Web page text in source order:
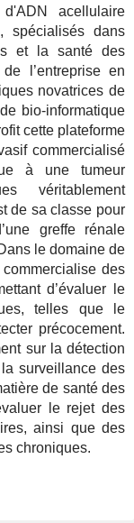
acellulaire
spécialisés dans
et la santé des
l’entreprise en
novatrices de
bio-informatique
cette plateforme
commercialisé
à une tumeur
véritablement
de sa classe pour
greffe rénale
le domaine de
des
d’évaluer le
telles que le
précocement.
sur la détection
surveillance des
de santé des
le rejet des
ainsi que des
chroniques.